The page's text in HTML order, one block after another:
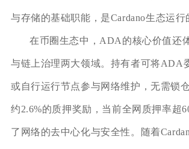
与存储的基础职能，是Cardano生态运行
在币圈生态中，ADA的核心价值还
与链上治理两大领域。持有者可将ADA
或自行运行节点参与网络维护，无需锁
约2.6%的质押奖励，当前全网质押率超
了网络的去中心化与安全性。随着